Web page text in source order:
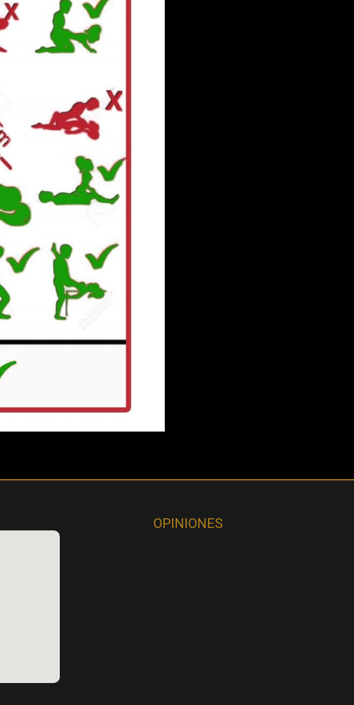
OPINIONES